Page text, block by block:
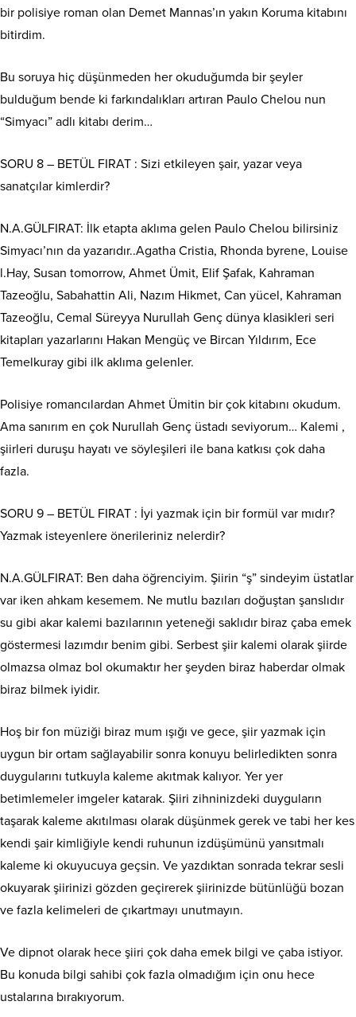
bir polisiye roman olan Demet Mannas’ın yakın Koruma kitabını
bitirdim.
Bu soruya hiç düşünmeden her okuduğumda bir şeyler
bulduğum bende ki farkındalıkları artıran Paulo Chelou nun
“Simyacı” adlı kitabı derim…
SORU 8 – BETÜL FIRAT : Sizi etkileyen şair, yazar veya
sanatçılar kimlerdir?
N.A.GÜLFIRAT: İlk etapta aklıma gelen Paulo Chelou bilirsiniz
Simyacı’nın da yazarıdır..Agatha Cristia, Rhonda byrene, Louise
l.Hay, Susan tomorrow, Ahmet Ümit, Elif Şafak, Kahraman
Tazeoğlu, Sabahattin Ali, Nazım Hikmet, Can yücel, Kahraman
Tazeoğlu, Cemal Süreyya Nurullah Genç dünya klasikleri seri
kitapları yazarlarını Hakan Mengüç ve Bircan Yıldırım, Ece
Temelkuray gibi ilk aklıma gelenler.
Polisiye romancılardan Ahmet Ümitin bir çok kitabını okudum.
Ama sanırım en çok Nurullah Genç üstadı seviyorum… Kalemi ,
şiirleri duruşu hayatı ve söyleşileri ile bana katkısı çok daha
fazla.
SORU 9 – BETÜL FIRAT : İyi yazmak için bir formül var mıdır?
Yazmak isteyenlere önerileriniz nelerdir?
N.A.GÜLFIRAT: Ben daha öğrenciyim. Şiirin “ş” sindeyim üstatlar
var iken ahkam kesemem. Ne mutlu bazıları doğuştan şanslıdır
su gibi akar kalemi bazılarının yeteneği saklıdır biraz çaba emek
göstermesi lazımdır benim gibi. Serbest şiir kalemi olarak şiirde
olmazsa olmaz bol okumaktır her şeyden biraz haberdar olmak
biraz bilmek iyidir.
Hoş bir fon müziği biraz mum ışığı ve gece, şiir yazmak için
uygun bir ortam sağlayabilir sonra konuyu belirledikten sonra
duygularını tutkuyla kaleme akıtmak kalıyor. Yer yer
betimlemeler imgeler katarak. Şiiri zihninizdeki duyguların
taşarak kaleme akıtılması olarak düşünmek gerek ve tabi her kes
kendi şair kimliğiyle kendi ruhunun izdüşümünü yansıtmalı
kaleme ki okuyucuya geçsin. Ve yazdıktan sonrada tekrar sesli
okuyarak şiirinizi gözden geçirerek şiirinizde bütünlüğü bozan
ve fazla kelimeleri de çıkartmayı unutmayın.
Ve dipnot olarak hece şiiri çok daha emek bilgi ve çaba istiyor.
Bu konuda bilgi sahibi çok fazla olmadığım için onu hece
ustalarına bırakıyorum.